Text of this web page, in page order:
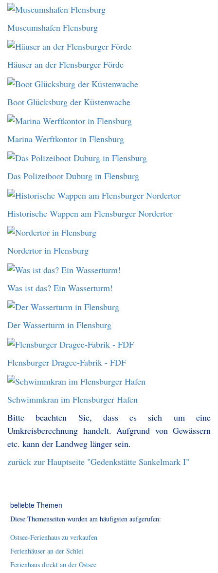
Museumshafen Flensburg
Häuser an der Flensburger Förde
Boot Glücksburg der Küstenwache
Marina Werftkontor in Flensburg
Das Polizeiboot Duburg in Flensburg
Historische Wappen am Flensburger Nordertor
Nordertor in Flensburg
Was ist das? Ein Wasserturm!
Der Wasserturm in Flensburg
Flensburger Dragee-Fabrik - FDF
Schwimmkran im Flensburger Hafen
Bitte beachten Sie, dass es sich um eine
Umkreisberechnung handelt. Aufgrund von Gewässern
etc. kann der Landweg länger sein.
zurück zur Hauptseite "Gedenkstätte Sankelmark I"
beliebte Themen
Diese Themenseiten wurden am häufigsten aufgerufen:
Ostsee-Ferienhaus zu verkaufen
Ferienhäuser an der Schlei
Ferienhaus direkt an der Ostsee